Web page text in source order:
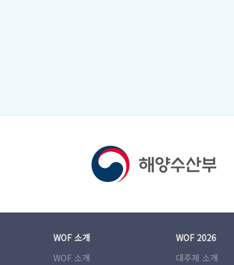
WOF 소개
WOF 소개
WOF 2026
대주제 소개